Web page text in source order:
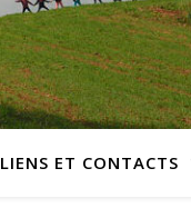
LIENS ET CONTACTS